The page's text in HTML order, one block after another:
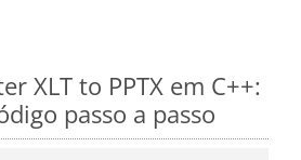
XLT to PPTX em C++:
passo a passo